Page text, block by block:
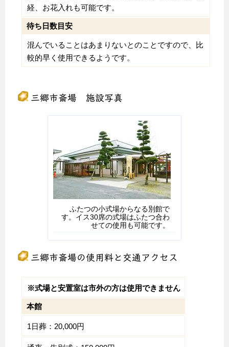
経、お花入れも可能です。
待ち日数目安
混んでいることはあまりないとのことですので、比
較的早く使用できるようです。
三郷市斎場 施設写真
ふたつの小式場からなる別館で
す。イス30席の式場はふたつ合わ
せての使用も可能です。
三郷市斎場の使用料と交通アクセス
※式場と安置室は市外の方は使用できません
本館
1日葬：20,000円